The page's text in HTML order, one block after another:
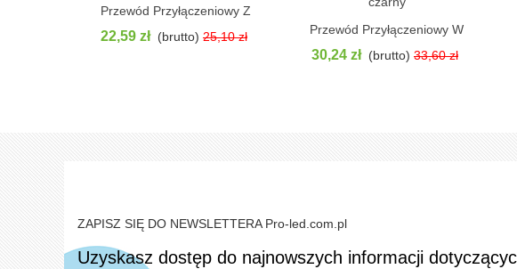
Pokaż
Przewód Przyłączeniowy Z
Wtyczką, Guma, 2x1mm2, 3m,
Czarny
22,59 zł (brutto) 25,10 zł Pokaż
Przewód Przyłączeniowy W
Izolacji Gumowej Z Wtyczką Uni-
Schuko H05RR-F 3x1mm2, 3m,
30,24 zł (brutto) 33,60 zł
ZAPISZ SIĘ DO NEWSLETTERA Pro-led.com.pl
Uzyskasz dostęp do najnowszych informacji